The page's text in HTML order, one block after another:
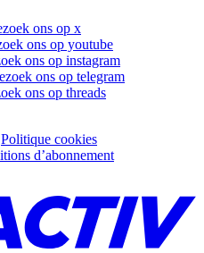
ons op x
ons op youtube
ons op instagram
ons op telegram
ons op threads
Politique cookies
d’abonnement